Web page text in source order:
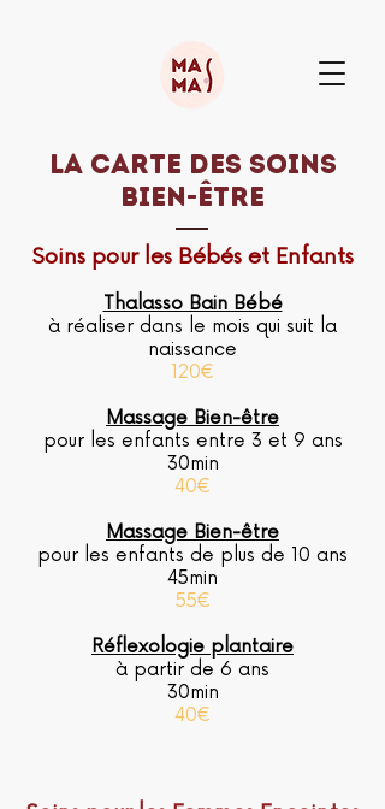
La carte des soins
bien-être
Soins pour les Bébés et Enfants
Thalasso Bain Bébé
à réaliser dans le mois qui suit la
naissance
120€
Massage Bien-être
pour les enfants entre 3 et 9 ans
30min
40€
Massage Bien-être
pour les enfants de plus de 10 ans
45min
55€
Réflexologie plantaire
à partir de 6 ans
30min
40€